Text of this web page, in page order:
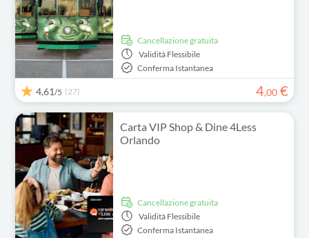
Cancellazione gratuita
Validità Flessibile
Conferma Istantanea
4,61/5 (27) 4,00 €
Carta VIP Shop & Dine 4Less
Orlando
Cancellazione gratuita
Validità Flessibile
Conferma Istantanea